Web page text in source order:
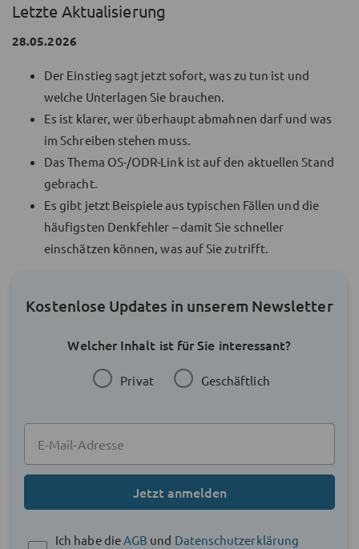
Letzte Aktualisierung
28.05.2026
Der Einstieg sagt jetzt sofort, was zu tun ist und
welche Unterlagen Sie brauchen.
Es ist klarer, wer überhaupt abmahnen darf und was
im Schreiben stehen muss.
Das Thema OS-/ODR-Link ist auf den aktuellen Stand
gebracht.
Es gibt jetzt Beispiele aus typischen Fällen und die
häufigsten Denkfehler – damit Sie schneller
einschätzen können, was auf Sie zutrifft.
Kostenlose Updates in unserem Newsletter
Welcher Inhalt ist für Sie interessant?
Privat Geschäftlich
Jetzt anmelden
Ich habe dieAGB und Datenschutzerklärung